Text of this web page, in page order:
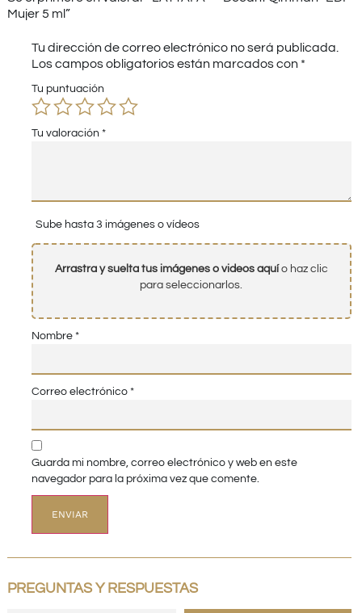
Mujer 5 ml”
Tu dirección de correo electrónico no será publicada.
Los campos obligatorios están marcados con *
Tu puntuación
Tu valoración *
Sube hasta 3 imágenes o vídeos
Arrastra y suelta tus imágenes o videos aquío haz clic
para seleccionarlos.
Nombre *
Correo electrónico *
Guarda mi nombre, correo electrónico y web en este
navegador para la próxima vez que comente.
PREGUNTAS Y RESPUESTAS